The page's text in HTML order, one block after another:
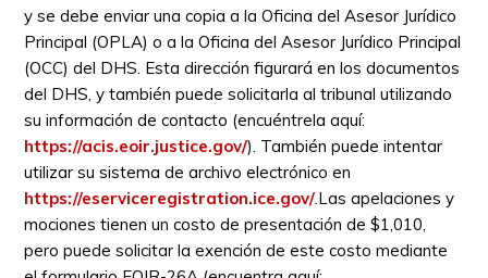
y se debe enviar una copia a la Oficina del Asesor Jurídico
Principal (OPLA) o a la Oficina del Asesor Jurídico Principal
(OCC) del DHS. Esta dirección figurará en los documentos
del DHS, y también puede solicitarla al tribunal utilizando
su información de contacto (encuéntrela aquí:
https://acis.eoir.justice.gov/). También puede intentar
utilizar su sistema de archivo electrónico en
https://eserviceregistration.ice.gov/.Las apelaciones y
mociones tienen un costo de presentación de $1,010,
pero puede solicitar la exención de este costo mediante